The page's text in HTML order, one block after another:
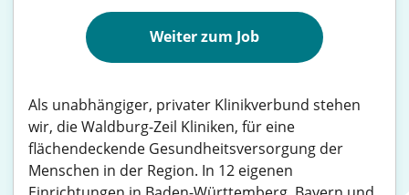
Weiter zum Job
Als unabhängiger, privater Klinikverbund stehen
wir, die Waldburg-Zeil Kliniken, für eine
flächendeckende Gesundheitsversorgung der
Menschen in der Region. In 12 eigenen